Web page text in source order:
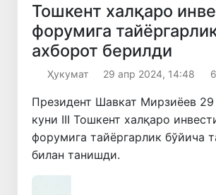
Тошкент халқаро
форумига
ахборот берилди
Ҳукумат 29 апр 2024, 14:48
Президент Шавкат Мирзиёев 29
куни III Тошкент халқаро
форумига тайёргарлик бўйича
билан танишди.